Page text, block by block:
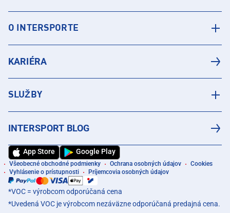
O INTERSPORTE
KARIÉRA
SLUŽBY
INTERSPORT BLOG
App Store Google Play
Všeobecné obchodné podmienky Ochrana osobných údajov
Cookies
Vyhlásenie o prístupnosti
Príjemcovia osobných údajov
*VOC = výrobcom odporúčaná cena
*Uvedená VOC je výrobcom nezáväzne odporúčaná predajná cena.